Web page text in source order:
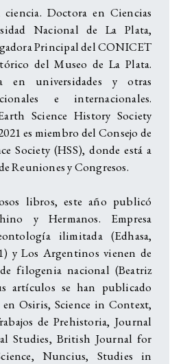
Doctora en Ciencias
Nacional de La Plata,
Principal del CONICET
del Museo de La Plata.
en universidades y otras
e internacionales.
Science History Society
es miembro del Consejo de
Society (HSS), donde está a
Reuniones y Congresos.
libros, este año publicó
y Hermanos. Empresa
ilimitada (Edhasa,
y Los Argentinos vienen de
filogenia nacional (Beatriz
artículos se han publicado
en Osiris, Science in Context,
de Prehistoria, Journal
Studies, British Journal for
Nuncius, Studies in